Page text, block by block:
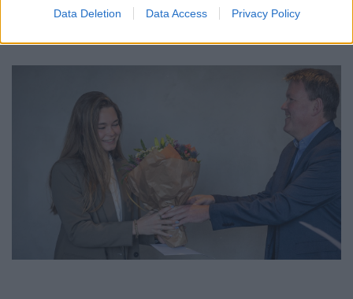
Data Deletion Data Access Privacy Policy
Donationer og bidrag